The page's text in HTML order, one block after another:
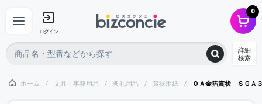
ログイン
0
詳細
検索
ホーム 文具・事務用品 典礼用品 賞状用紙 ＯＡ金箔賞状 ＳＧ